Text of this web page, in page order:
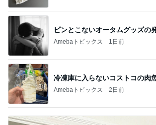
ピンとこないオータムグッズの
Amebaトピックス 1日前
冷凍庫に入らないコストコの肉
Amebaトピックス 2日前